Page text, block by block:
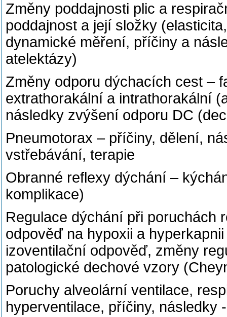
Změny poddajnosti plic a
poddajnost a její složky
dynamické měření, příčiny a
atelektázy)
Změny odporu dýchacích cest –
extrathorakální a intrathorakální
následky zvýšení odporu DC
Pneumotorax – příčiny, dělení,
vstřebávání, terapie
Obranné reflexy dýchání –
komplikace)
Regulace dýchání při poruchách
odpověď na hypoxii a
izoventilační odpověď, změny
patologické dechové vzory
Poruchy alveolární ventilace,
hyperventilace, příčiny, následky